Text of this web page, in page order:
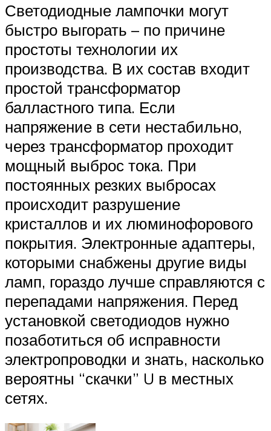
Светодиодные лампочки могут
быстро выгорать – по причине
простоты технологии их
производства. В их состав входит
простой трансформатор
балластного типа. Если
напряжение в сети нестабильно,
через трансформатор проходит
мощный выброс тока. При
постоянных резких выбросах
происходит разрушение
кристаллов и их люминофорового
покрытия. Электронные адаптеры,
которыми снабжены другие виды
ламп, гораздо лучше справляются с
перепадами напряжения. Перед
установкой светодиодов нужно
позаботиться об исправности
электропроводки и знать, насколько
вероятны “скачки” U в местных
сетях.